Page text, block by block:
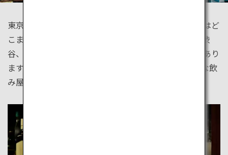
東京タワーや東京スカイツリーから眺める東京の夜景はど
こまでも続き、眠らない都市を実感するはず。新宿、渋
谷、吉祥寺、どこの街にも、魅力的なお店がたくさんあり
ます。ワンコインで楽しめる気軽なバーからディープな飲
み屋まで。主役はあなたです。